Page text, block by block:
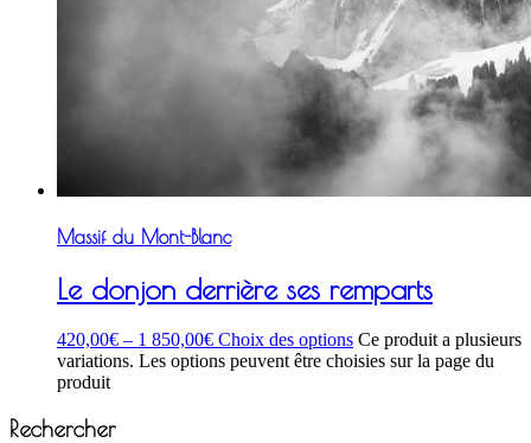
Massif du Mont-Blanc
Le donjon derrière ses remparts
420,00€ – 1 850,00€ Choix des options Ce produit a plusieurs
variations. Les options peuvent être choisies sur la page du
produit
Rechercher